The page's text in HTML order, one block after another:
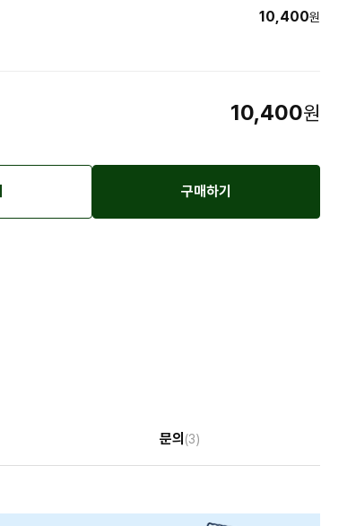
10,400원
10,400원
구매하기
문의 (3)